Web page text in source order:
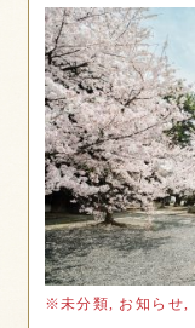
※未分類, お知らせ,